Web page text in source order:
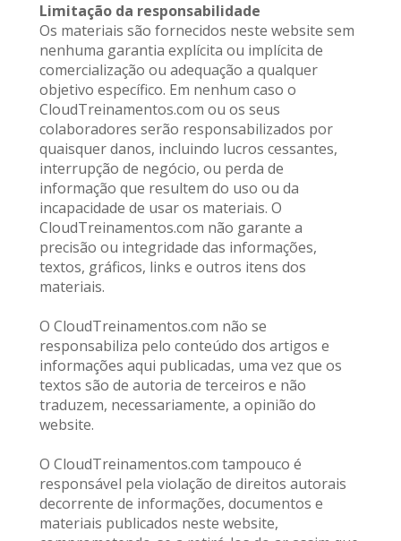
Limitação da responsabilidade
Os materiais são fornecidos neste website sem
nenhuma garantia explícita ou implícita de
comercialização ou adequação a qualquer
objetivo específico. Em nenhum caso o
CloudTreinamentos.com ou os seus
colaboradores serão responsabilizados por
quaisquer danos, incluindo lucros cessantes,
interrupção de negócio, ou perda de
informação que resultem do uso ou da
incapacidade de usar os materiais. O
CloudTreinamentos.com não garante a
precisão ou integridade das informações,
textos, gráficos, links e outros itens dos
materiais.
O CloudTreinamentos.com não se
responsabiliza pelo conteúdo dos artigos e
informações aqui publicadas, uma vez que os
textos são de autoria de terceiros e não
traduzem, necessariamente, a opinião do
website.
O CloudTreinamentos.com tampouco é
responsável pela violação de direitos autorais
decorrente de informações, documentos e
materiais publicados neste website,